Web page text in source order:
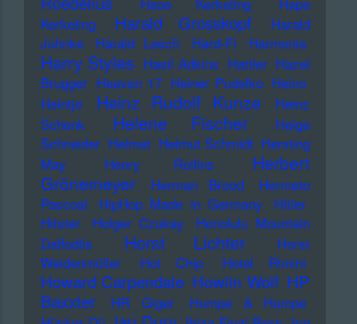
Kerkeling
Harald Grosskopf
Harald
Juhnke
Harald Lesch Hard-Fi Harmonia
Harry Styles Hasil Adkins Hattler Hazel
Brugger Heaven 17 Heiner Pudelko Heino
Heintje
Heinz Rudolf Kunze
Heinz
Schenk
Helene Fischer
Helge
Schneider Helmet Helmut Schmidt Henning
May
Henry Rollins
Herbert
Grönemeyer
Herman Brood
Hermeto
Pascoal
HipHop Made in Germany
Hitler
Hitster
Holger Czukay
Honolulu Mountain
Daffodils
Horst Lichter
Horst
Weidenmüller
Hot Chip Hotel Rimini
Howard Carpendale Howlin Wolf HP
Baxxter
HR Giger
Humpe & Humpe